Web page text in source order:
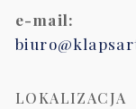
e-mail:
LOKALIZACJA